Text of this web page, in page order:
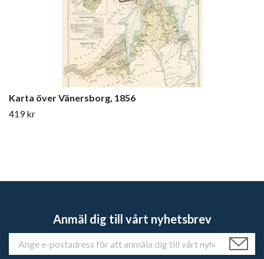
Karta över Vänersborg, 1856
419 kr
Anmäl dig till vårt nyhetsbrev